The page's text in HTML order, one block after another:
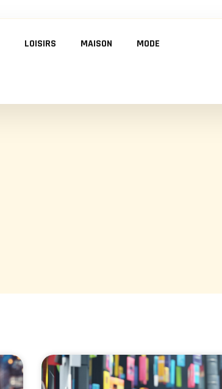
LOISIRS MAISON MODE